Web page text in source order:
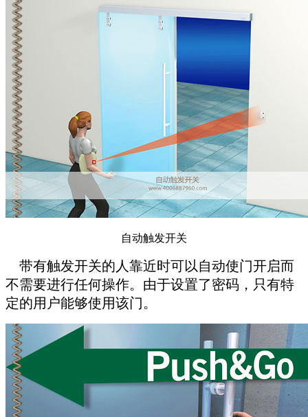
自动触发开关
带有触发开关的人靠近时可以自动使门开启而
不需要进行任何操作。由于设置了密码，只有特
定的用户能够使用该门。